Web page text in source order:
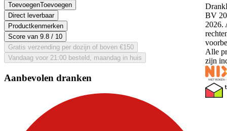
ToevoegenToevoegen
Direct leverbaar
Productkenmerken
Score van 9.8 / 10
Gratis verzending per dozijn of boven €150
Vandaag voor 21:00 besteld, maandag in huis
Aanbevolen dranken
BV
2026.
Alle
zijn